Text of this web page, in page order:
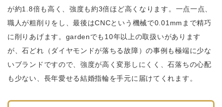
が約1.8倍も高く、強度も約3倍ほど高くなります。一点一点、
職人が粗削りをし、最後はCNCという機械で0.01mmまで精巧
に削りあげます。gardenでも10年以上の取扱いがあります
が、石どれ（ダイヤモンドが落ちる故障）の事例も極端に少な
いブランドですので、強度が高く変形しにくく、石落ちの心配
も少ない、長年愛せる結婚指輪を手元に届けてくれます。